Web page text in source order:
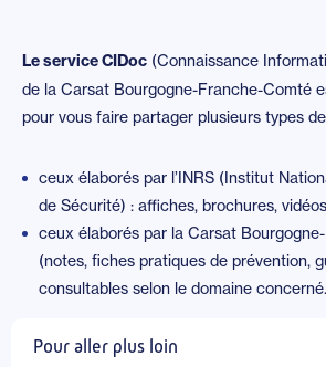
Le service CIDoc (Connaissance
de la Carsat Bourgogne-Franche-Comté
pour vous faire partager plusieurs types
ceux élaborés par l’INRS (Institut
de Sécurité) : affiches, brochures, vidéos
ceux élaborés par la Carsat
(notes, fiches pratiques de prévention,
consultables selon le domaine concerné.
Pour aller plus loin